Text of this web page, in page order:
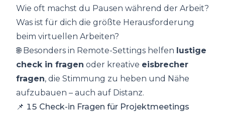
Wie oft machst du Pausen während der Arbeit?
Was ist für dich die größte Herausforderung
beim virtuellen Arbeiten?
🌐 Besonders in Remote-Settings helfen lustige
check in fragen oder kreative eisbrecher
fragen, die Stimmung zu heben und Nähe
aufzubauen – auch auf Distanz.
📌 15 Check-in Fragen für Projektmeetings